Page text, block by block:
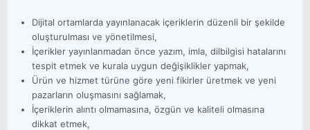
Dijital ortamlarda yayınlanacak içeriklerin düzenli bir şekilde
oluşturulması ve yönetilmesi,
İçerikler yayınlanmadan önce yazım, imla, dilbilgisi hatalarını
tespit etmek ve kurala uygun değişiklikler yapmak,
Ürün ve hizmet türüne göre yeni fikirler üretmek ve yeni
pazarların oluşmasını sağlamak,
İçeriklerin alıntı olmamasına, özgün ve kaliteli olmasına
dikkat etmek,